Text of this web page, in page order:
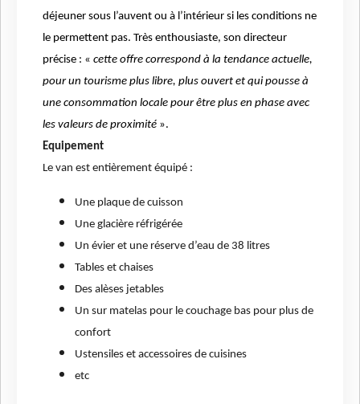
déjeuner sous l’auvent ou à l’intérieur si les conditions ne
le permettent pas. Très enthousiaste, son directeur
précise : « cette offre correspond à la tendance actuelle,
pour un tourisme plus libre, plus ouvert et qui pousse à
une consommation locale pour être plus en phase avec
les valeurs de proximité ».
Equipement
Le van est entièrement équipé :
Une plaque de cuisson
Une glacière réfrigérée
Un évier et une réserve d’eau de 38 litres
Tables et chaises
Des alèses jetables
Un sur matelas pour le couchage bas pour plus de
confort
Ustensiles et accessoires de cuisines
etc